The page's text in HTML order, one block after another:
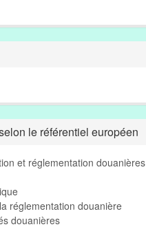
le référentiel européen
et réglementation douanières
réglementation douanière
douanières